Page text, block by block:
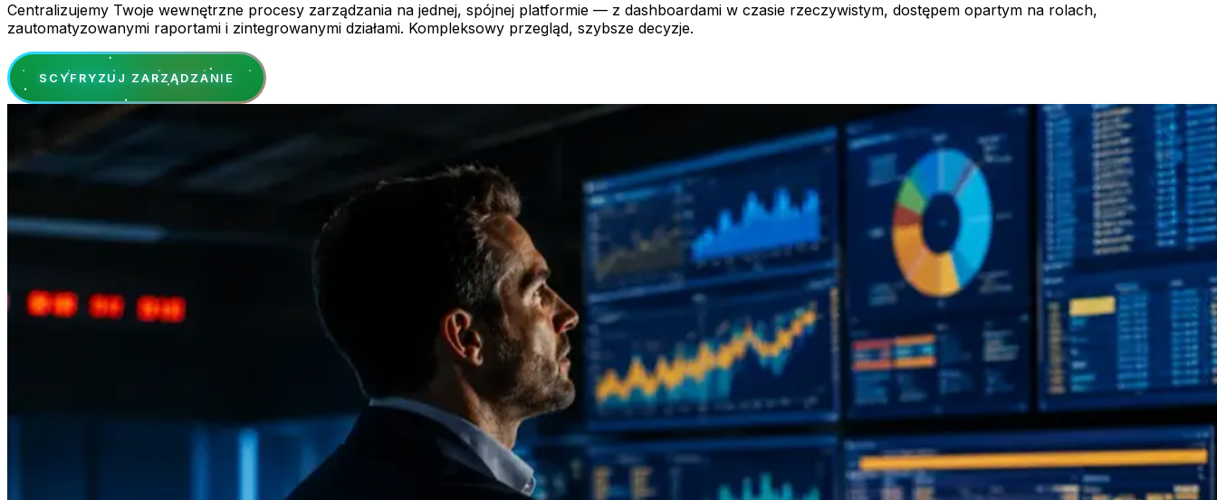
Centralizujemy Twoje wewnętrzne procesy zarządzania na jednej, spójnej platformie — z dashboardami w czasie rzeczywistym, dostępem opartym na rolach,
zautomatyzowanymi raportami i zintegrowanymi działami. Kompleksowy przegląd, szybsze decyzje.
SCYFRYZUJ ZARZĄDZANIE